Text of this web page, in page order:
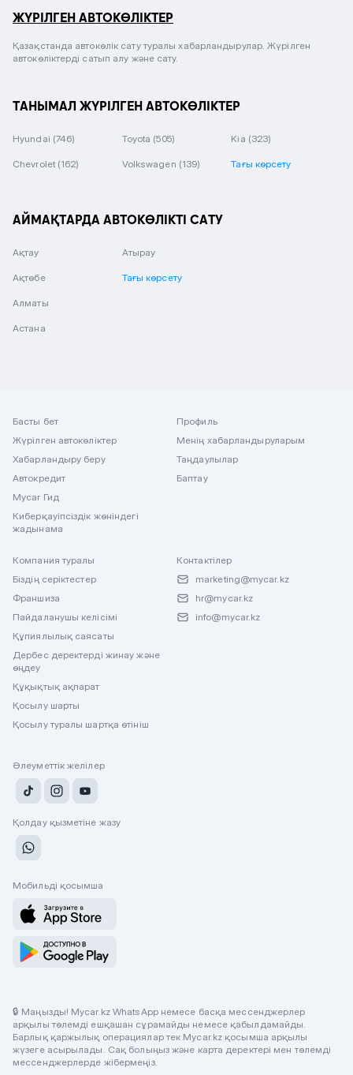
ЖҮРІЛГЕН АВТОКӨЛІКТЕР
Қазақстанда автокөлік сату туралы хабарландырулар. Жүрілген
автокөліктерді сатып алу және сату.
ТАНЫМАЛ ЖҮРІЛГЕН АВТОКӨЛІКТЕР
Hyundai (746) Toyota (505) Kia (323)
Chevrolet (162) Volkswagen (139) Тағы көрсету
АЙМАҚТАРДА АВТОКӨЛІКТІ САТУ
Ақтау
Ақтөбе
Алматы
Астана
Атырау
Тағы көрсету
Басты бет
Жүрілген автокөліктер
Хабарландыру беру
Автокредит
Mycar Гид
Киберқауіпсіздік жөніндегі
жадынама
Профиль
Менің хабарландыруларым
Таңдаулылар
Баптау
Компания туралы
Біздің серіктестер
Франшиза
Пайдаланушы келісімі
Құпиялылық саясаты
Дербес деректерді жинау және
өңдеу
Құқықтық ақпарат
Қосылу шарты
Қосылу туралы шартқа өтініш
Контактілер
marketing@mycar.kz
hr@mycar.kz
info@mycar.kz
Әлеуметтік желілер
Қолдау қызметіне жазу
Мобильді қосымша
🔒 Маңызды! Mycar.kz WhatsApp немесе басқа мессенджерлер
арқылы төлемді ешқашан сұрамайды немесе қабылдамайды.
Барлық қаржылық операциялар тек Mycar.kz қосымша арқылы
жүзеге асырылады. Сақ болыңыз және карта деректері мен төлемді
мессенджерлерде жібермеңіз.